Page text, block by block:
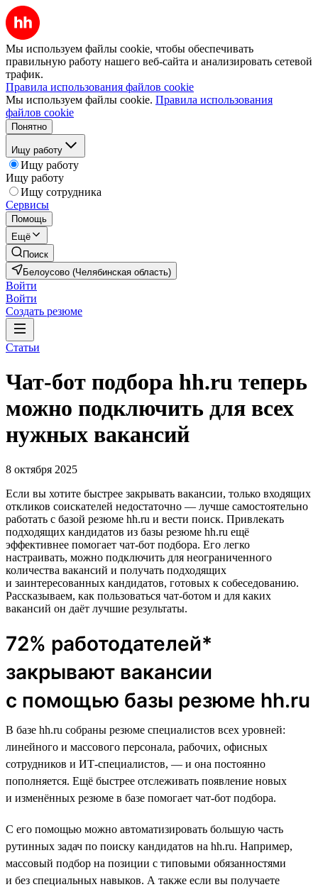
Мы используем файлы cookie, чтобы обеспечивать
правильную работу нашего веб-сайта и анализировать сетевой
трафик.
Правила использования файлов cookie
Мы используем файлы cookie. Правила использования
файлов cookie
Понятно
Ищу работу
Ищу работу
Ищу работу
Ищу сотрудника
Сервисы
Помощь
Ещё
Поиск
Белоусово (Челябинская область)
Войти
Войти
Создать резюме
Статьи
Чат-бот подбора hh.ru теперь
можно подключить для всех
нужных вакансий
8 октября 2025
Если вы хотите быстрее закрывать вакансии, только входящих
откликов соискателей недостаточно — лучше самостоятельно
работать с базой резюме hh.ru и вести поиск. Привлекать
подходящих кандидатов из базы резюме hh.ru ещё
эффективнее помогает чат-бот подбора. Его легко
настраивать, можно подключить для неограниченного
количества вакансий и получать подходящих
и заинтересованных кандидатов, готовых к собеседованию.
Рассказываем, как пользоваться чат-ботом и для каких
вакансий он даёт лучшие результаты.
72% работодателей*
закрывают вакансии
с помощью базы резюме hh.ru
В базе hh.ru собраны резюме специалистов всех уровней:
линейного и массового персонала, рабочих, офисных
сотрудников и ИТ-специалистов, — и она постоянно
пополняется. Ещё быстрее отслеживать появление новых
и изменённых резюме в базе помогает чат-бот подбора.
С его помощью можно автоматизировать большую часть
рутинных задач по поиску кандидатов на hh.ru. Например,
массовый подбор на позиции с типовыми обязанностями
и без специальных навыков. А также если вы получаете